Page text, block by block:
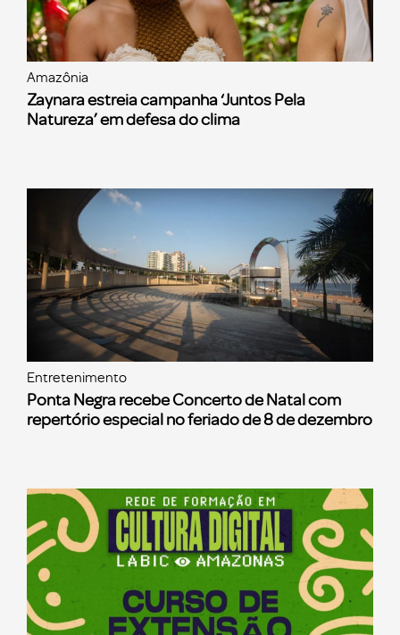
Amazônia
Zaynara estreia campanha ‘Juntos Pela
Natureza’ em defesa do clima
Entretenimento
Ponta Negra recebe Concerto de Natal com
repertório especial no feriado de 8 de dezembro